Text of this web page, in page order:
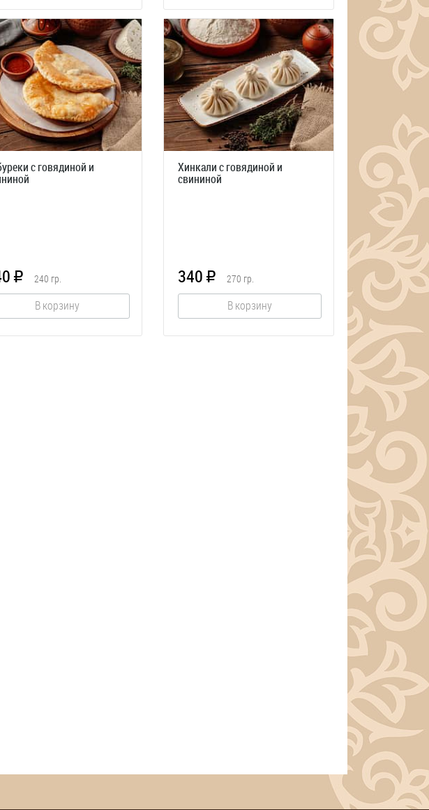
с говядиной и
R 240 гр.
В корзину
Хинкали с говядиной и
свининой
340 R 270 гр.
В корзину